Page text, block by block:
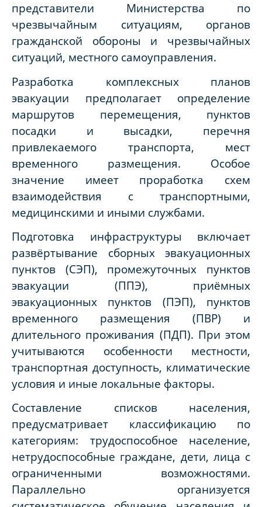
представители Министерства по
чрезвычайным ситуациям, органов
гражданской обороны и чрезвычайных
ситуаций, местного самоуправления.
Разработка комплексных планов
эвакуации предполагает определение
маршрутов перемещения, пунктов
посадки и высадки, перечня
привлекаемого транспорта, мест
временного размещения. Особое
значение имеет проработка схем
взаимодействия с транспортными,
медицинскими и иными службами.
Подготовка инфраструктуры включает
развёртывание сборных эвакуационных
пунктов (СЭП), промежуточных пунктов
эвакуации (ППЭ), приёмных
эвакуационных пунктов (ПЭП), пунктов
временного размещения (ПВР) и
длительного проживания (ПДП). При этом
учитываются особенности местности,
транспортная доступность, климатические
условия и иные локальные факторы.
Составление списков населения,
предусматривает классификацию по
категориям: трудоспособное население,
нетрудоспособные граждане, дети, лица с
ограниченными возможностями.
Параллельно организуется